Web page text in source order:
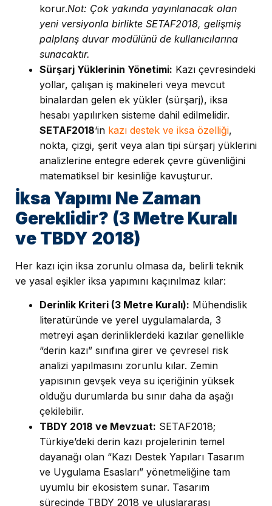
korur.Not: Çok yakında yayınlanacak olan
yeni versiyonla birlikte SETAF2018, gelişmiş
palplanş duvar modülünü de kullanıcılarına
sunacaktır.
Sürşarj Yüklerinin Yönetimi: Kazı çevresindeki
yollar, çalışan iş makineleri veya mevcut
binalardan gelen ek yükler (sürşarj), iksa
hesabı yapılırken sisteme dahil edilmelidir.
SETAF2018‘in kazı destek ve iksa özelliği,
nokta, çizgi, şerit veya alan tipi sürşarj yüklerini
analizlerine entegre ederek çevre güvenliğini
matematiksel bir kesinliğe kavuşturur.
İksa Yapımı Ne Zaman
Gereklidir? (3 Metre Kuralı
ve TBDY 2018)
Her kazı için iksa zorunlu olmasa da, belirli teknik
ve yasal eşikler iksa yapımını kaçınılmaz kılar:
Derinlik Kriteri (3 Metre Kuralı): Mühendislik
literatüründe ve yerel uygulamalarda, 3
metreyi aşan derinliklerdeki kazılar genellikle
“derin kazı” sınıfına girer ve çevresel risk
analizi yapılmasını zorunlu kılar. Zemin
yapısının gevşek veya su içeriğinin yüksek
olduğu durumlarda bu sınır daha da aşağı
çekilebilir.
TBDY 2018 ve Mevzuat: SETAF2018;
Türkiye’deki derin kazı projelerinin temel
dayanağı olan “Kazı Destek Yapıları Tasarım
ve Uygulama Esasları” yönetmeliğine tam
uyumlu bir ekosistem sunar. Tasarım
sürecinde TBDY 2018 ve uluslararası